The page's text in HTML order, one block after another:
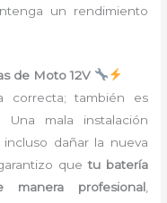
un rendimiento
de Moto 12V
correcta; también es
Una mala instalación
dañar la nueva
quetu batería
profesional,